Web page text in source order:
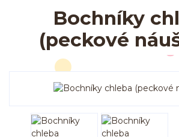
Bochníky
(peckové